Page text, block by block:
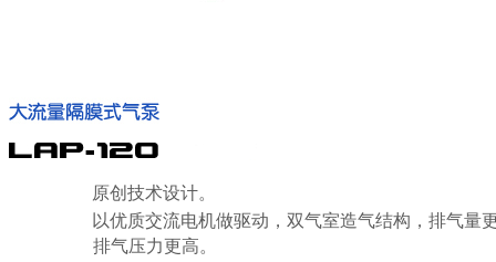
原创技术设计。
以优质交流电机做驱动，双气室造气结构，排气量
排气压力更高。